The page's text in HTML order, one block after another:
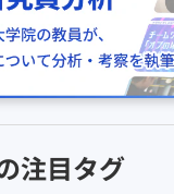
注目タグ